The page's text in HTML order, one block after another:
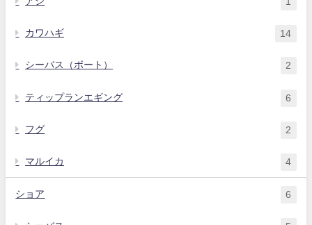
カワハギ 14
シーバス（ボート） 2
ティップランエギング 6
フグ 2
マルイカ 4
ショア 6